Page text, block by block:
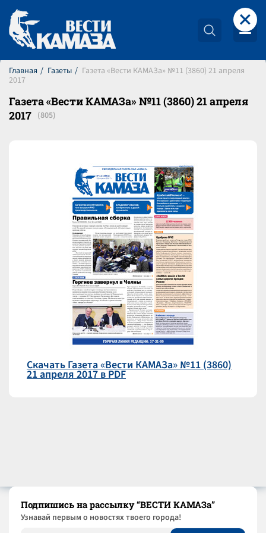
Главная Газеты
Газета «Вести КАМАЗа» №11 (3860) 21 апреля
2017
Газета «Вести КАМАЗа» №11 (3860) 21 апреля
2017
Скачать Газета «Вести КАМАЗа» №11 (3860)
21 апреля 2017 в PDF
+
Подпишись на рассылку “ВЕСТИ КАМАЗа”
Узнaвай первым о новостях твоего города!